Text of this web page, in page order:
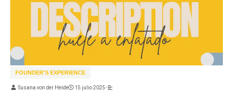
FOUNDER'S EXPERIENCE
Susana von der Heide 15 julio 2025•